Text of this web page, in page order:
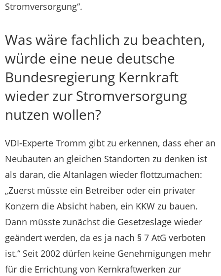
Stromversorgung“.
Was wäre fachlich zu beachten,
würde eine neue deutsche
Bundesregierung Kernkraft
wieder zur Stromversorgung
nutzen wollen?
VDI-Experte Tromm gibt zu erkennen, dass eher an
Neubauten an gleichen Standorten zu denken ist
als daran, die Altanlagen wieder flottzumachen:
„Zuerst müsste ein Betreiber oder ein privater
Konzern die Absicht haben, ein KKW zu bauen.
Dann müsste zunächst die Gesetzeslage wieder
geändert werden, da es ja nach § 7 AtG verboten
ist.“ Seit 2002 dürfen keine Genehmigungen mehr
für die Errichtung von Kernkraftwerken zur